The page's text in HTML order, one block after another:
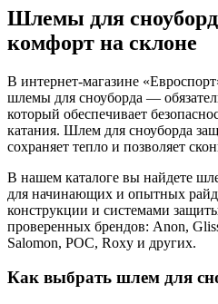
Шлемы для
комфорт на склоне
В интернет-магазине
шлемы для сноуборда —
который обеспечивает
катания. Шлем для сноуборда
сохраняет тепло и позволяет
В нашем каталоге вы найдете
для начинающих и опытных
конструкции и системами
проверенных брендов: Anon,
Salomon, POC, Roxy и других.
Как выбрать шлем для